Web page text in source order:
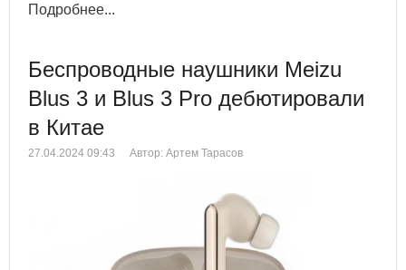
Подробнее...
Беспроводные наушники Meizu
Blus 3 и Blus 3 Pro дебютировали
в Китае
27.04.2024 09:43 Автор: Артем Тарасов